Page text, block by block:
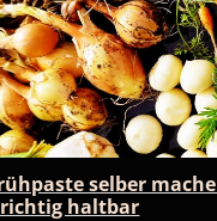
selber
haltbar